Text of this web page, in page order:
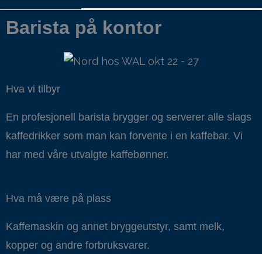
Barista på kontor
Hva vi tilbyr
En profesjonell barista brygger og serverer alle slags
kaffedrikker som man kan forvente i en kaffebar. Vi
har med våre utvalgte kaffebønner.
Hva må være på plass
Kaffemaskin og annet bryggeutstyr, samt melk,
kopper og andre forbruksvarer.